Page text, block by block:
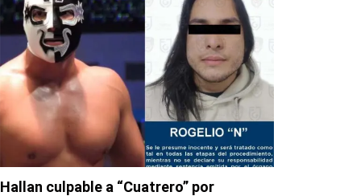
Hallan culpable a “Cuatrero” por